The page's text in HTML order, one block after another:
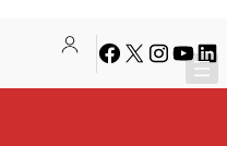
Facebook
X Instagram